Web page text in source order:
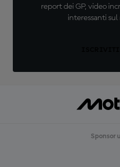
report dei GP, video
interessanti
Sponsor